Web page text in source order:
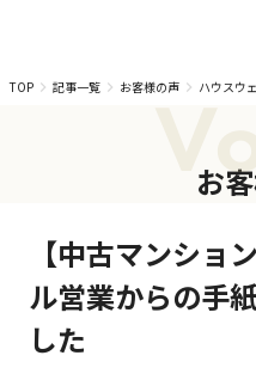
TOP
記事一覧 お客様の声 ハウスウ
お
【中古マンショ
ル営業からの手
した